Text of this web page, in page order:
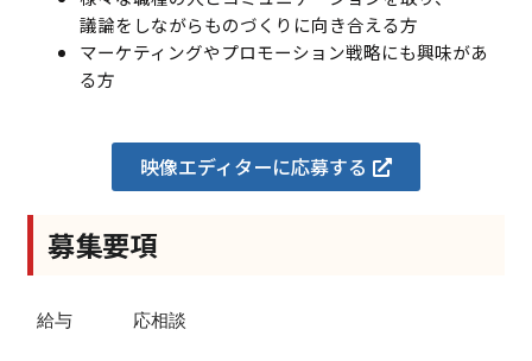
議論をしながらものづくりに向き合える方
マーケティングやプロモーション戦略にも興味があ
る方
映像エディターに応募する
募集要項
給与 応相談